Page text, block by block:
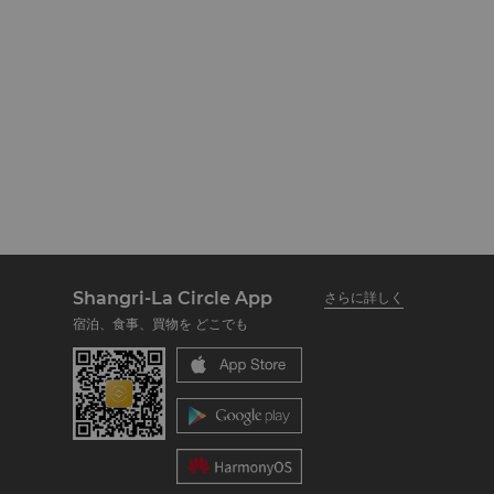
Shangri-La Circle App
さらに詳しく
宿泊、食事、買物を どこでも